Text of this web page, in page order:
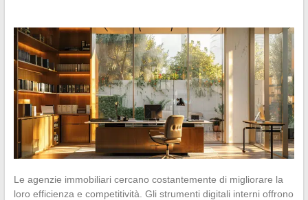
Le agenzie immobiliari cercano costantemente di migliorare la
loro efficienza e competitività. Gli strumenti digitali interni offrono